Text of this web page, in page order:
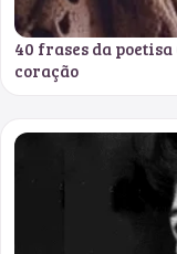
40 frases da
coração